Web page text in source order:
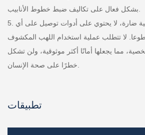
بشكل فعال على تكاليف ضبط خطوط الأنابيب.
5. مصنوع من مواد كيميائية ضارة، لا يحتوي على أدوات توصيل على أي
لا تتطلب عملية استخدام اللهب المكشوف
مما يجعلها أمانًا أكثر موثوقية، ولن تشكل
خطرًا على صحة الإنسان.
تطبيقات